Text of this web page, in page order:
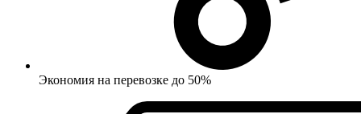
Экономия на перевозке до 50%